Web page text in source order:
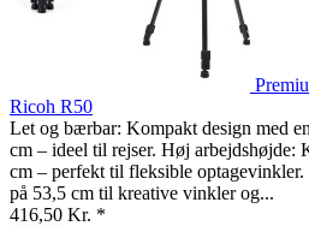
Ricoh R50
Let og bærbar: Kompakt design med
cm – ideel til rejser. Høj arbejdshøjde:
cm – perfekt til fleksible
på 53,5 cm til kreative vinkler og...
416,50 Kr. *